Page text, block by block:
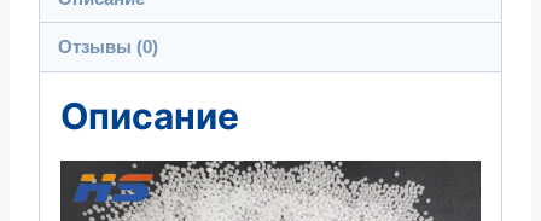
Отзывы (0)
Описание